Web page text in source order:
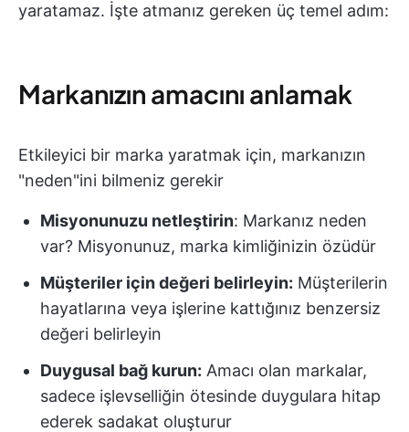
yaratamaz. İşte atmanız gereken üç temel adım:
Markanızın amacını anlamak
Etkileyici bir marka yaratmak için, markanızın
"neden"ini bilmeniz gerekir
Misyonunuzu netleştirin: Markanız neden
var? Misyonunuz, marka kimliğinizin özüdür
Müşteriler için değeri belirleyin: Müşterilerin
hayatlarına veya işlerine kattığınız benzersiz
değeri belirleyin
Duygusal bağ kurun: Amacı olan markalar,
sadece işlevselliğin ötesinde duygulara hitap
ederek sadakat oluşturur